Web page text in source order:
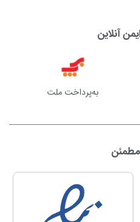
آنلاین
به‌پرداخت ملت